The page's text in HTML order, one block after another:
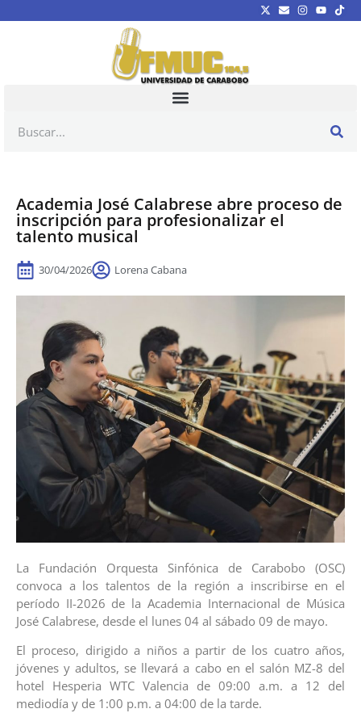
Academia José Calabrese abre proceso de
inscripción para profesionalizar el
talento musical
30/04/2026 Lorena Cabana
La Fundación Orquesta Sinfónica de Carabobo (OSC)
convoca a los talentos de la región a inscribirse en el
período II-2026 de la Academia Internacional de Música
José Calabrese, desde el lunes 04 al sábado 09 de mayo.
El proceso, dirigido a niños a partir de los cuatro años,
jóvenes y adultos, se llevará a cabo en el salón MZ-8 del
hotel Hesperia WTC Valencia de 09:00 a.m. a 12 del
mediodía y de 1:00 p.m. a 04:00 de la tarde.